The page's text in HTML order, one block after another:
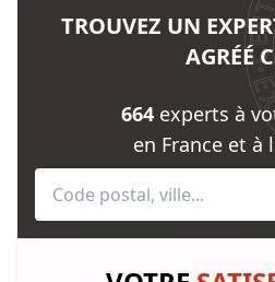
TROUVEZ UN
AGRÉÉ
664experts à
en France et à